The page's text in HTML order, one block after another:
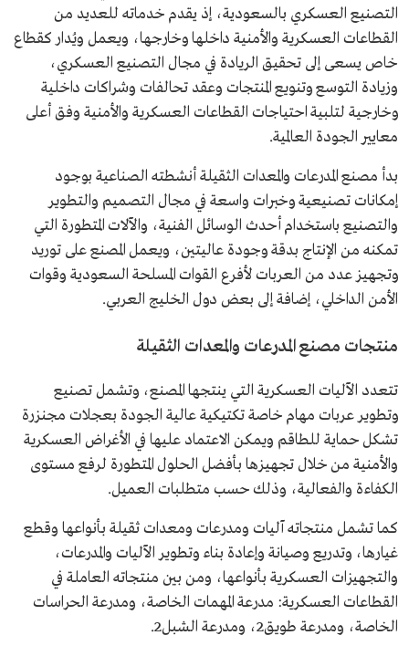
التصنيع العسكري بالسعودية، إذ يقدم خدماته للعديد من
القطاعات العسكرية والأمنية داخلها وخارجها، ويعمل ويُدار كقطاع
خاص يسعى إلى تحقيق الريادة في مجال التصنيع العسكري،
وزيادة التوسع وتنويع المنتجات وعقد تحالفات وشراكات داخلية
وخارجية لتلبية احتياجات القطاعات العسكرية والأمنية وفق أعلى
معايير الجودة العالمية.
بدأ مصنع المدرعات والمعدات الثقيلة أنشطته الصناعية بوجود
إمكانات تصنيعية وخبرات واسعة في مجال التصميم والتطوير
والتصنيع باستخدام أحدث الوسائل الفنية، والآلات المتطورة التي
تمكنه من الإنتاج بدقة وجودة عاليتين، ويعمل المصنع على توريد
وتجهيز عدد من العربات لأفرع القوات المسلحة السعودية وقوات
الأمن الداخلي، إضافة إلى بعض دول الخليج العربي.
منتجات مصنع المدرعات والمعدات الثقيلة
تتعدد الآليات العسكرية التي ينتجها المصنع، وتشمل تصنيع
وتطوير عربات مهام خاصة تكتيكية عالية الجودة بعجلات مجنزرة
تشكل حماية للطاقم ويمكن الاعتماد عليها في الأغراض العسكرية
والأمنية من خلال تجهيزها بأفضل الحلول المتطورة لرفع مستوى
الكفاءة والفعالية، وذلك حسب متطلبات العميل.
كما تشمل منتجاته آليات ومدرعات ومعدات ثقيلة بأنواعها وقطع
غيارها، وتدريع وصيانة وإعادة بناء وتطوير الآليات والمدرعات،
والتجهيزات العسكرية بأنواعها، ومن بين منتجاته العاملة في
القطاعات العسكرية: مدرعة المهمات الخاصة، ومدرعة الحراسات
الخاصة، ومدرعة طويق2، ومدرعة الشبل2.